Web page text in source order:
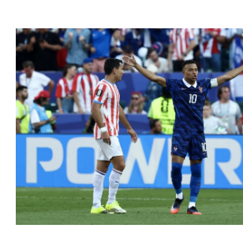
svjetsko prvenstvo 2026